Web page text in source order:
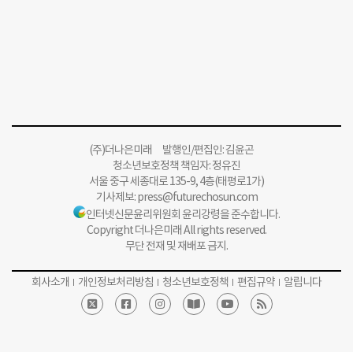
(주)더나은미래 발행인/편집인: 김윤곤
청소년보호정책 책임자: 정유진
서울 중구 세종대로 135-9, 4층(태평로1가)
기사제보:press@futurechosun.com
인터넷신문윤리위원회 윤리강령을 준수합니다.
Copyright 더나은미래 All rights reserved.
무단 전재 및 재배포 금지.
회사소개 개인정보처리방침 청소년보호정책 편집규약 알립니다